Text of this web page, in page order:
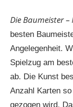
Die Baumeister
besten
Angelegenheit.
Spielzug am
ab. Die Kunst
Anzahl Karten
gezogen wird.